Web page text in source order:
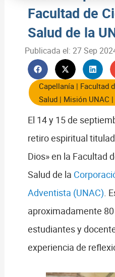
Facultad de
Salud de la
Publicada el: 27 Sep
Capellanía| Facultad
Salud| Misión UNAC |
El 14 y 15 de
retiro espiritual
Dios» en la Facultad
Salud de la
Adventista (UNAC).
aproximadamente
estudiantes y
experiencia de